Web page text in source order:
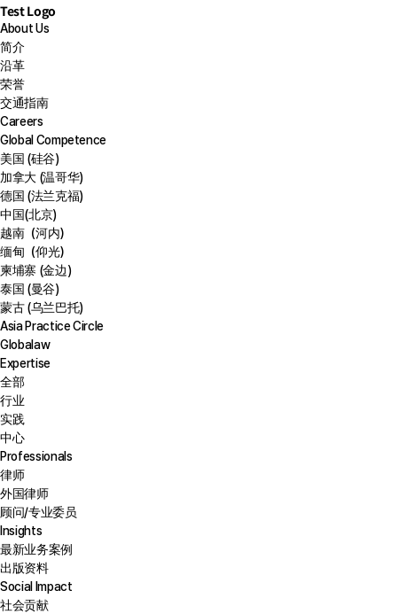
Test Logo
About Us
简介
沿革
荣誉
交通指南
Careers
Global Competence
美国 (硅谷)
加拿大 (温哥华)
德国 (法兰克福)
中国(北京)
越南（河内）
缅甸（仰光）
柬埔寨 (金边)
泰国 (曼谷)
蒙古 (乌兰巴托)
Asia Practice Circle
Globalaw
Expertise
全部
行业
实践
中心
Professionals
律师
外国律师
顾问/专业委员
Insights
最新业务案例
出版资料
Social Impact
社会贡献